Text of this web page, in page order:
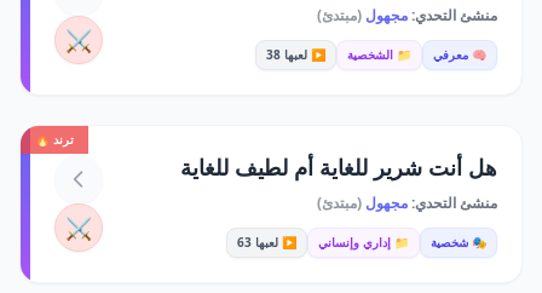
منشئ التحدي:مجهول (مبتدئ)
🧠 معرفي 📁 الشخصية ▶️ لعبها 38 ⚔️
ترند 🔥
هل أنت شرير للغاية أم لطيف للغاية
منشئ التحدي:مجهول (مبتدئ)
🎭 شخصية 📁 إداري وإنساني ▶️ لعبها 63 ⚔️